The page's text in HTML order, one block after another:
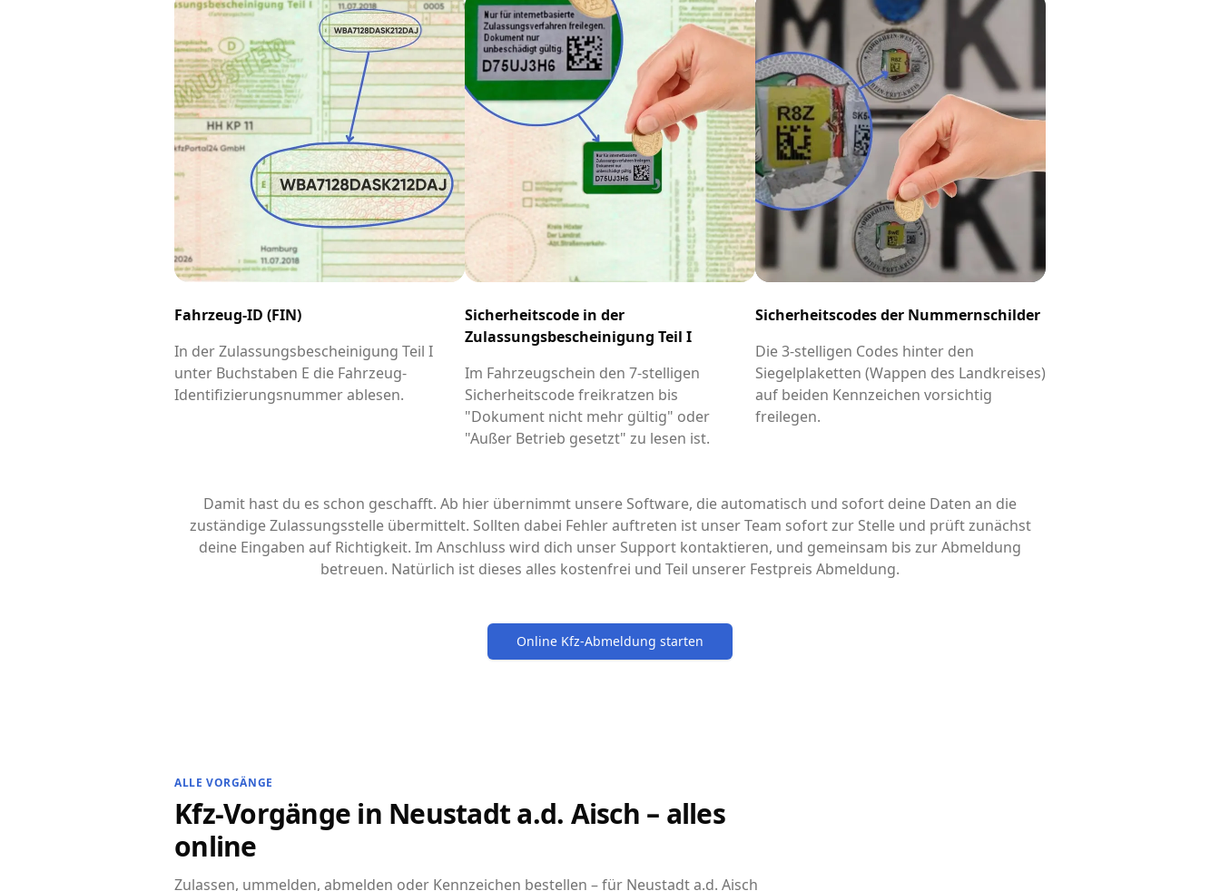
Fahrzeug-ID (FIN)
In der Zulassungsbescheinigung Teil I
unter Buchstaben E die Fahrzeug-
Identifizierungsnummer ablesen.
Sicherheitscode in der
Zulassungsbescheinigung Teil I
Im Fahrzeugschein den 7-stelligen
Sicherheitscode freikratzen bis
"Dokument nicht mehr gültig" oder
"Außer Betrieb gesetzt" zu lesen ist.
Sicherheitscodes der Nummernschilder
Die 3-stelligen Codes hinter den
Siegelplaketten (Wappen des Landkreises)
auf beiden Kennzeichen vorsichtig
freilegen.
Damit hast du es schon geschafft. Ab hier übernimmt unsere Software, die automatisch und sofort deine Daten an die
zuständige Zulassungsstelle übermittelt. Sollten dabei Fehler auftreten ist unser Team sofort zur Stelle und prüft zunächst
deine Eingaben auf Richtigkeit. Im Anschluss wird dich unser Support kontaktieren, und gemeinsam bis zur Abmeldung
betreuen. Natürlich ist dieses alles kostenfrei und Teil unserer Festpreis Abmeldung.
Online Kfz-Abmeldung starten
ALLE VORGÄNGE
Kfz-Vorgänge in Neustadt a.d. Aisch – alles
online
Zulassen, ummelden, abmelden oder Kennzeichen bestellen – für Neustadt a.d. Aisch